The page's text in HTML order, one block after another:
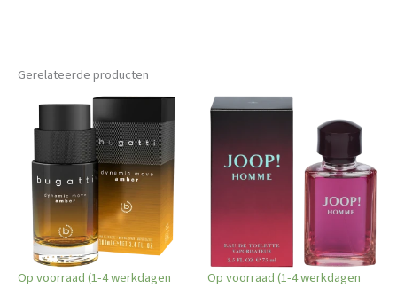
Gerelateerde producten
Op voorraad (1-4 werkdagen
Op voorraad (1-4 werkdagen